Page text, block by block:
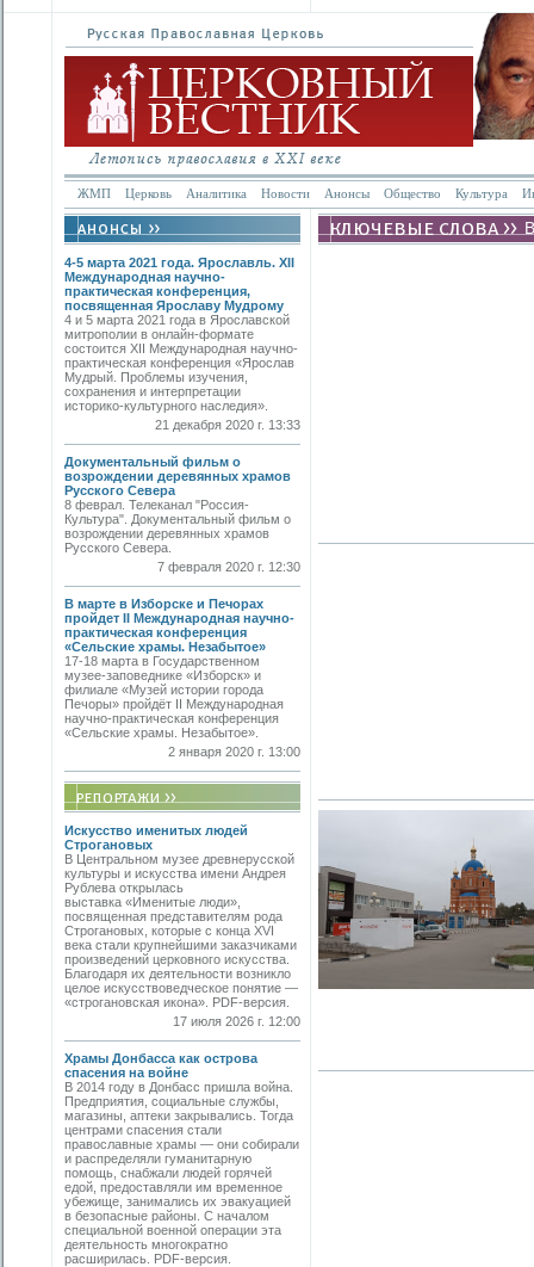
ЖМП Церковь Аналитика Новости Анонсы Общество Культура
4-5 марта 2021 года. Ярославль. XII
Международная научно-
практическая конференция,
посвященная Ярославу Мудрому
4 и 5 марта 2021 года в Ярославской
митрополии в онлайн-формате
состоится XII Международная научно-
практическая конференция «Ярослав
Мудрый. Проблемы изучения,
сохранения и интерпретации
историко-культурного наследия».
21 декабря 2020 г. 13:33
Документальный фильм о
возрождении деревянных храмов
Русского Севера
8 феврал. Телеканал "Россия-
Культура". Документальный фильм о
возрождении деревянных храмов
Русского Севера.
7 февраля 2020 г. 12:30
В марте в Изборске и Печорах
пройдет II Международная научно-
практическая конференция
«Сельские храмы. Незабытое»
17-18 марта в Государственном
музее-заповеднике «Изборск» и
филиале «Музей истории города
Печоры» пройдёт II Международная
научно-практическая конференция
«Сельские храмы. Незабытое».
2 января 2020 г. 13:00
Искусство именитых людей
Строгановых
В Центральном музее древнерусской
культуры и искусства имени Андрея
Рублева открылась
выставка «Именитые люди»,
посвященная представителям рода
Строгановых, которые с конца XVI
века стали крупнейшими заказчиками
произведений церковного искусства.
Благодаря их деятельности возникло
целое искусствоведческое понятие —
«строгановская икона». PDF-версия.
17 июля 2026 г. 12:00
Храмы Донбасса как острова
спасения на войне
В 2014 году в Донбасс пришла война.
Предприятия, социальные службы,
магазины, аптеки закрывались. Тогда
центрами спасения стали
православные храмы — они собирали
и распределяли гуманитарную
помощь, снабжали людей горячей
едой, предоставляли им временное
убежище, занимались их эвакуацией
в безопасные районы. С началом
специальной военной операции эта
деятельность многократно
расширилась. PDF-версия.